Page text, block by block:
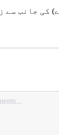
کی جانب سے